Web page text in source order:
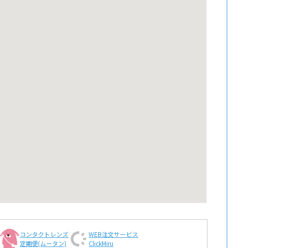
コンタクトレンズ
定期便(ムータン)
WEB注文サービス
ClickMiru